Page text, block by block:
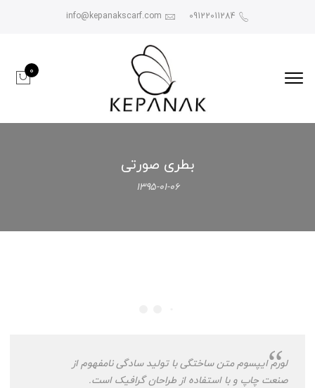
info@kepanakscarf.com
0
بطری صورتی
۱۳۹۵-۰۱-۰۶
لورم ایپسوم متن ساختگی با تولید سادگی نامفهوم از
صنعت چاپ و با استفاده از طراحان گرافیک است.